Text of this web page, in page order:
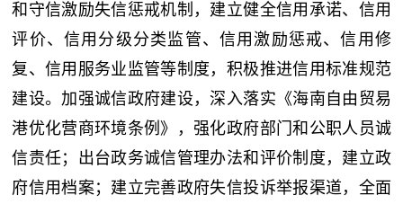
和守信激励失信惩戒机制，建立健全信用承诺、信用
评价、信用分级分类监管、信用激励惩戒、信用修
复、信用服务业监管等制度，积极推进信用标准规范
建设。加强诚信政府建设，深入落实《海南自由贸易
港优化营商环境条例》，强化政府部门和公职人员诚
信责任；出台政务诚信管理办法和评价制度，建立政
府信用档案；建立完善政府失信投诉举报渠道，全面